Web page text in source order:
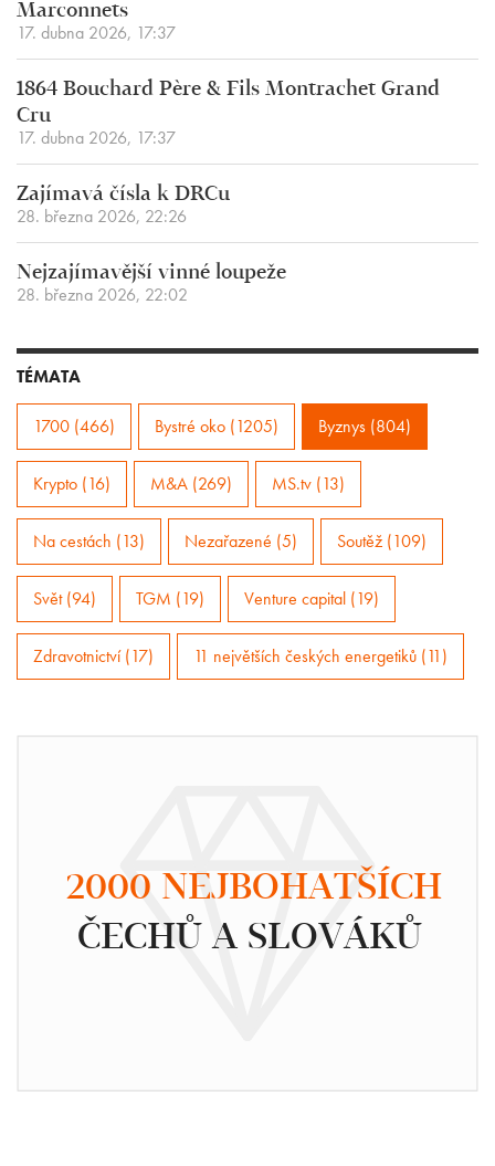
Marconnets
17. dubna 2026, 17:37
1864 Bouchard Père & Fils Montrachet Grand
Cru
17. dubna 2026, 17:37
Zajímavá čísla k DRCu
28. března 2026, 22:26
Nejzajímavější vinné loupeže
28. března 2026, 22:02
TÉMATA
1700 (466) Bystré oko (1205) Byznys (804)
Krypto (16) M&A (269) MS.tv (13)
Na cestách (13) Nezařazené (5) Soutěž (109)
Svět (94) TGM (19) Venture capital (19)
Zdravotnictví (17) 11 největších českých energetiků (11)
2000 NEJBOHATŠÍCH
ČECHŮ A SLOVÁKŮ